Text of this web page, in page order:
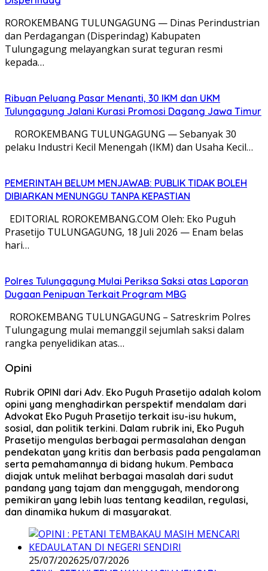
ROROKEMBANG TULUNGAGUNG — Dinas Perindustrian
dan Perdagangan (Disperindag) Kabupaten
Tulungagung melayangkan surat teguran resmi
kepada…
Ribuan Peluang Pasar Menanti, 30 IKM dan UKM
Tulungagung Jalani Kurasi Promosi Dagang Jawa Timur
​ ROROKEMBANG TULUNGAGUNG — Sebanyak 30
pelaku Industri Kecil Menengah (IKM) dan Usaha Kecil…
PEMERINTAH BELUM MENJAWAB: PUBLIK TIDAK BOLEH
DIBIARKAN MENUNGGU TANPA KEPASTIAN
EDITORIAL ROROKEMBANG.COM Oleh: Eko Puguh
Prasetijo TULUNGAGUNG, 18 Juli 2026 — Enam belas
hari…
Polres Tulungagung Mulai Periksa Saksi atas Laporan
Dugaan Penipuan Terkait Program MBG
ROROKEMBANG TULUNGAGUNG – Satreskrim Polres
Tulungagung mulai memanggil sejumlah saksi dalam
rangka penyelidikan atas…
Opini
Rubrik OPINI dari Adv. Eko Puguh Prasetijo adalah kolom
opini yang menghadirkan perspektif mendalam dari
Advokat Eko Puguh Prasetijo terkait isu-isu hukum,
sosial, dan politik terkini. Dalam rubrik ini, Eko Puguh
Prasetijo mengulas berbagai permasalahan dengan
pendekatan yang kritis dan berbasis pada pengalaman
serta pemahamannya di bidang hukum. Pembaca
diajak untuk melihat berbagai masalah dari sudut
pandang yang tajam dan menggugah, mendorong
pemikiran yang lebih luas tentang keadilan, regulasi,
dan dinamika hukum di masyarakat.
25/07/202625/07/2026